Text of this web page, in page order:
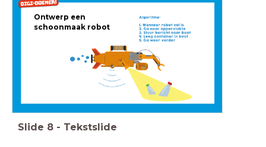
Ontwerp een
schoonmaak robot
Slide 8 - Tekstslide